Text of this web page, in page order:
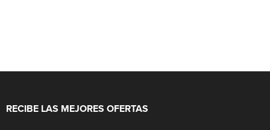
RECIBE LAS MEJORES OFERTAS